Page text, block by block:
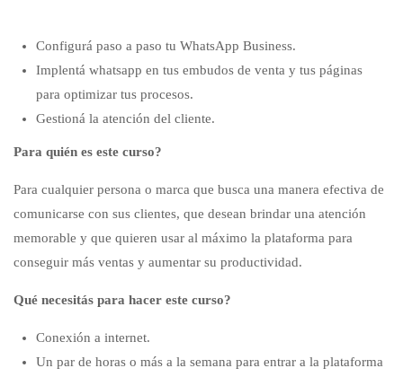
Configurá paso a paso tu WhatsApp Business.
Implentá whatsapp en tus embudos de venta y tus páginas
para optimizar tus procesos.
Gestioná la atención del cliente.
Para quién es este curso?
Para cualquier persona o marca que busca una manera efectiva de
comunicarse con sus clientes, que desean brindar una atención
memorable y que quieren usar al máximo la plataforma para
conseguir más ventas y aumentar su productividad.
Qué necesitás para hacer este curso?
Conexión a internet.
Un par de horas o más a la semana para entrar a la plataforma